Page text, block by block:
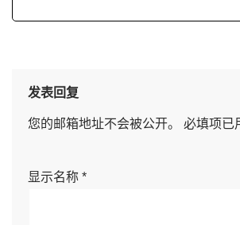
发表回复
您的邮箱地址不会被公开。 必填项已
显示名称 *